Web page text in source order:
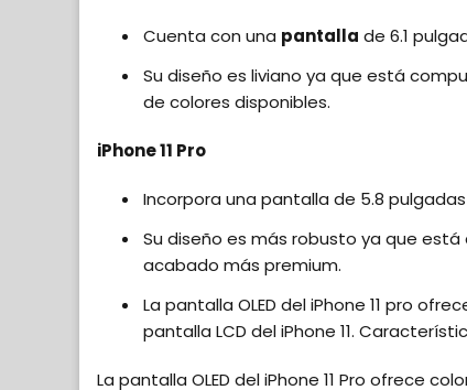
Cuenta con una pantalla de 6.1
Su diseño es liviano ya que está
de colores disponibles.
iPhone 11 Pro
Incorpora una pantalla de 5.8 pulgadas
Su diseño es más robusto ya que
acabado más premium.
La pantalla OLED del iPhone 11 pro
pantalla LCD del iPhone 11.
La pantalla OLED del iPhone 11 Pro ofrece